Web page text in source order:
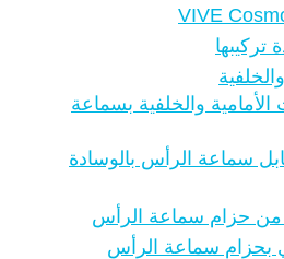
تركيبها
والخلفية بسماعة
سماعة الرأس بالوسادة
حزام سماعة الرأس
بحزام سماعة الرأس